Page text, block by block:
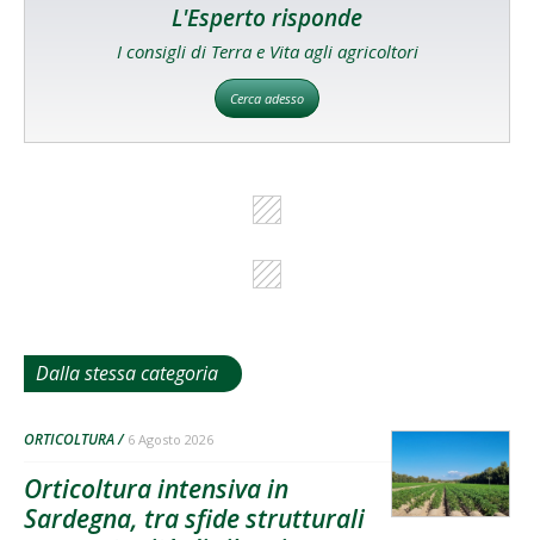
L'Esperto risponde
I consigli di Terra e Vita agli agricoltori
Cerca adesso
Dalla stessa categoria
ORTICOLTURA 6 Agosto 2026
Orticoltura intensiva in
Sardegna, tra sfide strutturali